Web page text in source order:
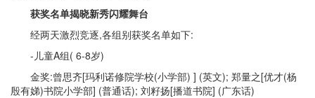
获奖名单揭晓新秀闪耀舞台
经两天激烈竞逐,各组别获奖名单如下:
-儿童A组( 6-8岁)
金奖:曾思齐[玛利诺修院学校(小学部) ] (英文); 郑量之[优才(杨
殷有娣)书院小学部] (普通话); 刘籽扬[播道书院] (广东话)